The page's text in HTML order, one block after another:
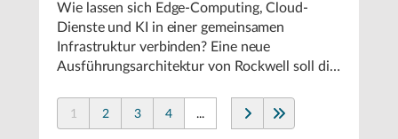
Wie lassen sich Edge-Computing, Cloud-
Dienste und KI in einer gemeinsamen
Infrastruktur verbinden? Eine neue
Ausführungsarchitektur von Rockwell soll die
vereinfachen und den autonomen
Fertigungsbetrieb unterstützen.
1 2 3 4 ...